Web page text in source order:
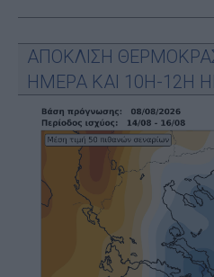
ΑΠΟΚΛΙΣΗ
ΗΜΕΡΑ ΚΑΙ 10Η-12Η